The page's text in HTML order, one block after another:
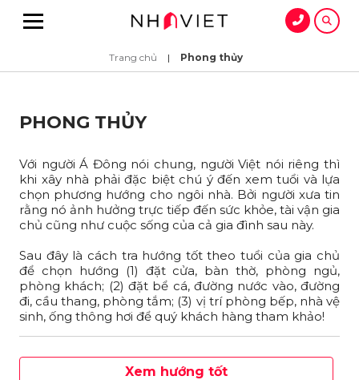
Trang chủ | Phong thủy
PHONG THỦY
Với người Á Đông nói chung, người Việt nói riêng thì
khi xây nhà phải đặc biệt chú ý đến xem tuổi và lựa
chọn phương hướng cho ngôi nhà. Bởi người xưa tin
rằng nó ảnh hưởng trực tiếp đến sức khỏe, tài vận gia
chủ cũng như cuộc sống của cả gia đình sau này.
Sau đây là cách tra hướng tốt theo tuổi của gia chủ
để chọn hướng (1) đặt cửa, bàn thờ, phòng ngủ,
phòng khách; (2) đặt bể cá, đường nước vào, đường
đi, cầu thang, phòng tắm; (3) vị trí phòng bếp, nhà vệ
sinh, ống thông hơi để quý khách hàng tham khảo!
Xem hướng tốt